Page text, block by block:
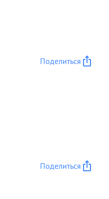
Поделиться
Поделиться